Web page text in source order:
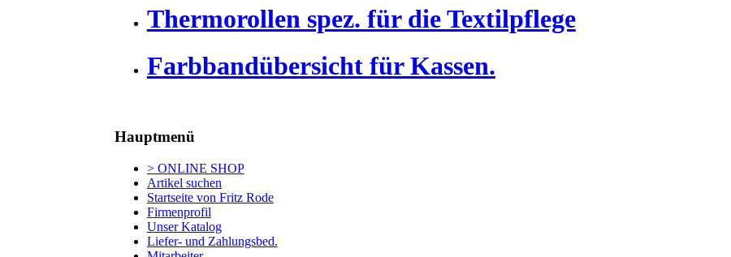
Thermorollen spez. für die Textilpflege
Farbbandübersicht für Kassen.
Hauptmenü
> ONLINE SHOP
Artikel suchen
Startseite von Fritz Rode
Firmenprofil
Unser Katalog
Liefer- und Zahlungsbed.